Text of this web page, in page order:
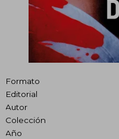
Formato
Editorial
Autor
Colección
Año